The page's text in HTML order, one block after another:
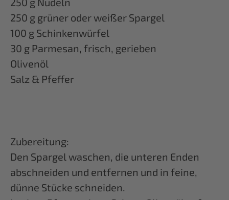
250 g grüner oder weißer Spargel
100 g Schinkenwürfel
30 g Parmesan, frisch, gerieben
Olivenöl
Salz & Pfeffer
Zubereitung:
Den Spargel waschen, die unteren Enden
abschneiden und entfernen und in feine,
dünne Stücke schneiden.